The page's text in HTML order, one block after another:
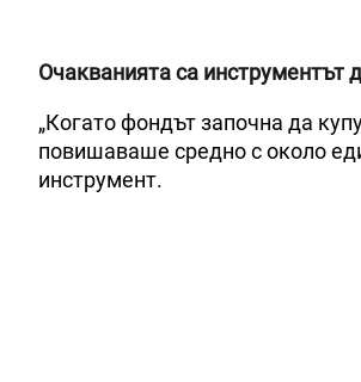
Очакванията са инструментът
„Когато фондът започна да
повишаваше средно с около
инструмент.